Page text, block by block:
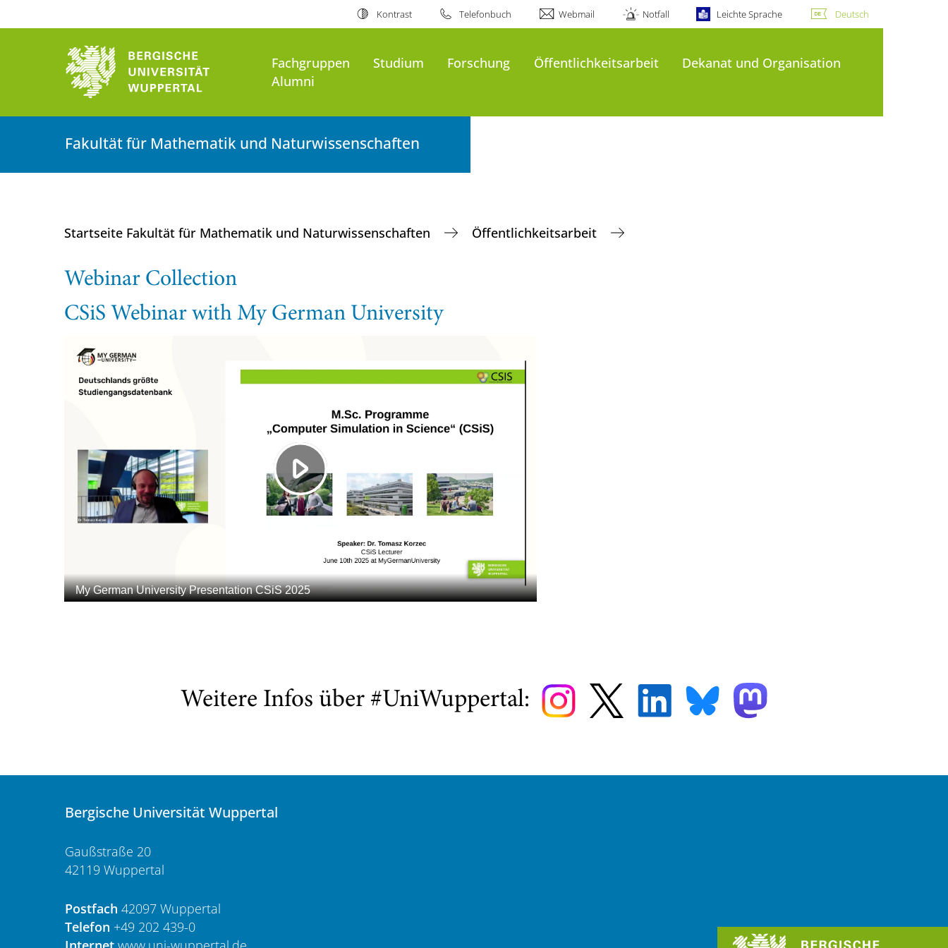
Kontrast Telefonbuch Webmail Notfall Leichte Sprache Deutsch
Fachgruppen Studium Forschung Öffentlichkeitsarbeit
Dekanat und Organisation
Alumni
Fakultät für Mathematik und Naturwissenschaften
Startseite Fakultät für Mathematik und Naturwissenschaften Öffentlichkeitsarbeit
Webinar Collection
CSiS Webinar with My German University
Weitere Infos über #UniWuppertal:
Bergische Universität Wuppertal
Gaußstraße 20
42119 Wuppertal
Postfach 42097 Wuppertal
Telefon +49 202 439-0